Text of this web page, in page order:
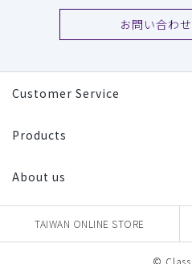
お問い合わ
Customer Service
Products
About us
TAIWAN ONLINE STORE
©